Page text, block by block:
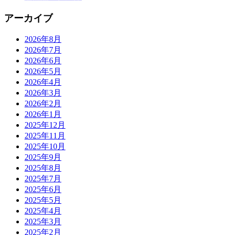
アーカイブ
2026年8月
2026年7月
2026年6月
2026年5月
2026年4月
2026年3月
2026年2月
2026年1月
2025年12月
2025年11月
2025年10月
2025年9月
2025年8月
2025年7月
2025年6月
2025年5月
2025年4月
2025年3月
2025年2月